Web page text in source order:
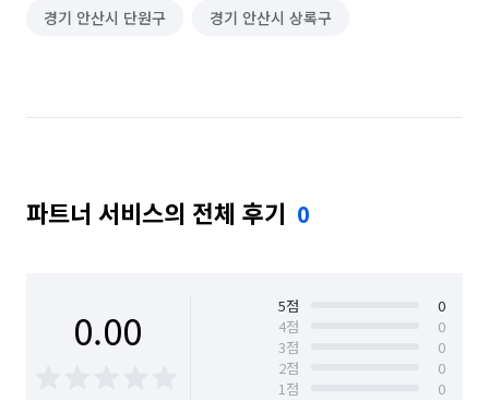
경기 안산시 단원구 경기 안산시 상록구
파트너 서비스의 전체 후기 0
0.00 5점
0
4점
0
3점
0
2점
0
1점
0